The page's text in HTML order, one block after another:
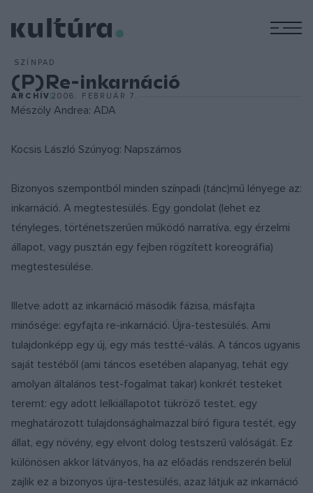
SZÍNPAD
(P)Re-inkarnáció
ARCHÍV2006. FEBRUÁR 7.
Mészöly Andrea: ADA
Kocsis László Szúnyog: Napszámos
Bizonyos szempontból minden színpadi (tánc)mű lényege az:
inkarnáció. A megtestesülés. Egy gondolat (lehet ez
tényleges, történetszerűen működő narratíva, egy érzelmi
állapot, vagy pusztán egy fejben rögzített koreográfia)
megtestesülése.
Illetve adott az inkarnáció második fázisa, másfajta
minősége: egyfajta re-inkarnáció. Újra-testesülés. Ami
tulajdonképp egy új, egy más testté-válás. A táncos ugyanis
saját testéből (ami táncos esetében alapanyag, tehát egy
amolyan általános test-fogalmat takar) konkrét testeket
teremt: egy adott lelkiállapotot tükröző testet, egy
meghatározott tulajdonsághalmazzal bíró figura testét, egy
állat, egy növény, egy elvont dolog testszerű valóságát. Ez
különösen akkor látványos, ha az előadás rendszerén belül
zajlik ez a bizonyos újra-testesülés, azaz látjuk az inkarnáció